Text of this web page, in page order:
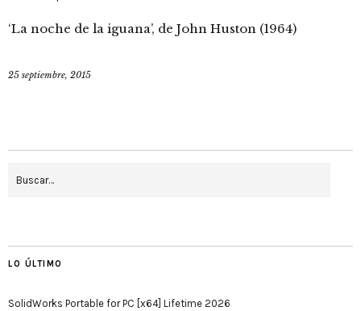
‘La noche de la iguana’, de John Huston (1964)
25 septiembre, 2015
LO ÚLTIMO
SolidWorks Portable for PC [x64] Lifetime 2026